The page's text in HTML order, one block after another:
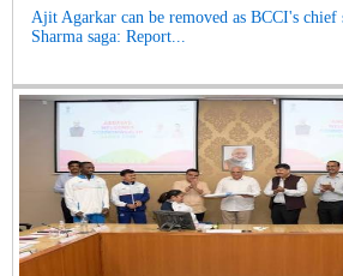
Ajit Agarkar can be removed as BCCI's chief
Sharma saga: Report...